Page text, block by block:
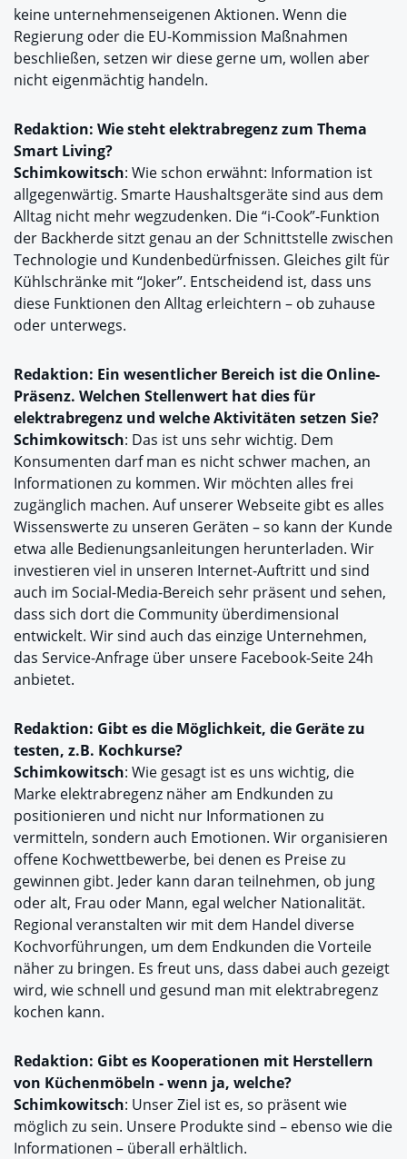
keine unternehmenseigenen Aktionen. Wenn die
Regierung oder die EU-Kommission Maßnahmen
beschließen, setzen wir diese gerne um, wollen aber
nicht eigenmächtig handeln.
Redaktion: Wie steht elektrabregenz zum Thema
Smart Living?
Schimkowitsch: Wie schon erwähnt: Information ist
allgegenwärtig. Smarte Haushaltsgeräte sind aus dem
Alltag nicht mehr wegzudenken. Die “i-Cook”-Funktion
der Backherde sitzt genau an der Schnittstelle zwischen
Technologie und Kundenbedürfnissen. Gleiches gilt für
Kühlschränke mit “Joker”. Entscheidend ist, dass uns
diese Funktionen den Alltag erleichtern – ob zuhause
oder unterwegs.
Redaktion: Ein wesentlicher Bereich ist die Online-
Präsenz. Welchen Stellenwert hat dies für
elektrabregenz und welche Aktivitäten setzen Sie?
Schimkowitsch: Das ist uns sehr wichtig. Dem
Konsumenten darf man es nicht schwer machen, an
Informationen zu kommen. Wir möchten alles frei
zugänglich machen. Auf unserer Webseite gibt es alles
Wissenswerte zu unseren Geräten – so kann der Kunde
etwa alle Bedienungsanleitungen herunterladen. Wir
investieren viel in unseren Internet-Auftritt und sind
auch im Social-Media-Bereich sehr präsent und sehen,
dass sich dort die Community überdimensional
entwickelt. Wir sind auch das einzige Unternehmen,
das Service-Anfrage über unsere Facebook-Seite 24h
anbietet.
Redaktion: Gibt es die Möglichkeit, die Geräte zu
testen, z.B. Kochkurse?
Schimkowitsch: Wie gesagt ist es uns wichtig, die
Marke elektrabregenz näher am Endkunden zu
positionieren und nicht nur Informationen zu
vermitteln, sondern auch Emotionen. Wir organisieren
offene Kochwettbewerbe, bei denen es Preise zu
gewinnen gibt. Jeder kann daran teilnehmen, ob jung
oder alt, Frau oder Mann, egal welcher Nationalität.
Regional veranstalten wir mit dem Handel diverse
Kochvorführungen, um dem Endkunden die Vorteile
näher zu bringen. Es freut uns, dass dabei auch gezeigt
wird, wie schnell und gesund man mit elektrabregenz
kochen kann.
Redaktion: Gibt es Kooperationen mit Herstellern
von Küchenmöbeln - wenn ja, welche?
Schimkowitsch: Unser Ziel ist es, so präsent wie
möglich zu sein. Unsere Produkte sind – ebenso wie die
Informationen – überall erhältlich.